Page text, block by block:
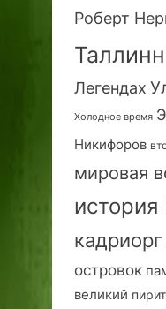
Роберт
Таллинн
Легендах
Холодное время
Никифоров
мировая
кадриорг
островок
великий